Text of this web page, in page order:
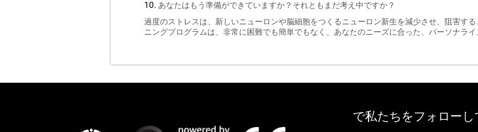
あなたはもう準備ができていますか？それともまだ考え中ですか？
過度のストレスは、新しいニューロンや脳細胞をつくるニューロン新生を減少させ、阻害す
ニングプログラムは、非常に困難でも簡単でもなく、あなたのニーズに合った、パーソナラ
で私たちをフォローし